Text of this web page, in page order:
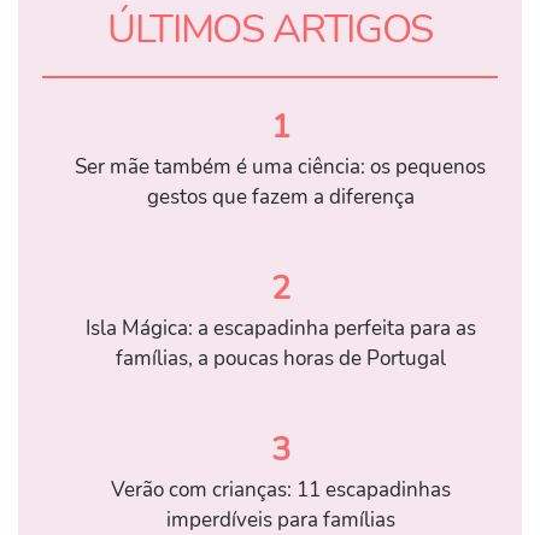
ÚLTIMOS ARTIGOS
1
Ser mãe também é uma ciência: os pequenos
gestos que fazem a diferença
2
Isla Mágica: a escapadinha perfeita para as
famílias, a poucas horas de Portugal
3
Verão com crianças: 11 escapadinhas
imperdíveis para famílias